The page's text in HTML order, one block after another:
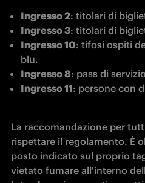
Ingresso 2: titolari di
Ingresso 3: titolari di
Ingresso 10: tifosi ospiti
blu.
Ingresso 8: pass di
Ingresso 11: persone con
La raccomandazione per
rispettare il regolamento. È
posto indicato sul proprio
vietato fumare all'interno